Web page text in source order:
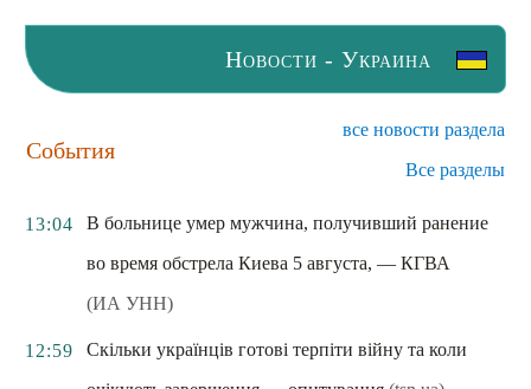
Новости - Украина
События
все новости раздела
Все разделы
13:04
В больнице умер мужчина, получивший ранение
во время обстрела Киева 5 августа, — КГВА
(ИА УНН)
12:59
Скільки українців готові терпіти війну та коли